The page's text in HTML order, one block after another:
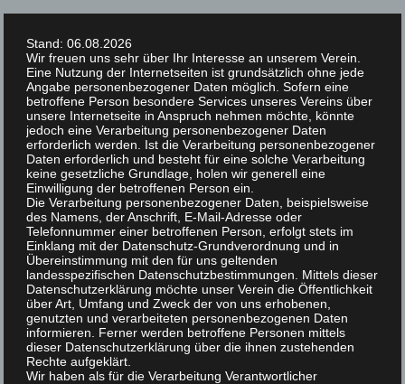
Springe
zum
Inhalt
MENÜ
Stand: 06.08.2026
Wir freuen uns sehr über Ihr Interesse an unserem Verein.
Eine Nutzung der Internetseiten ist grundsätzlich ohne jede
Angabe personenbezogener Daten möglich. Sofern eine
betroffene Person besondere Services unseres Vereins über
unsere Internetseite in Anspruch nehmen möchte, könnte
jedoch eine Verarbeitung personenbezogener Daten
erforderlich werden. Ist die Verarbeitung personenbezogener
Daten erforderlich und besteht für eine solche Verarbeitung
keine gesetzliche Grundlage, holen wir generell eine
Einwilligung der betroffenen Person ein.
Die Verarbeitung personenbezogener Daten, beispielsweise
des Namens, der Anschrift, E-Mail-Adresse oder
Telefonnummer einer betroffenen Person, erfolgt stets im
Einklang mit der Datenschutz-Grundverordnung und in
Übereinstimmung mit den für uns geltenden
landesspezifischen Datenschutzbestimmungen. Mittels dieser
Datenschutzerklärung möchte unser Verein die Öffentlichkeit
über Art, Umfang und Zweck der von uns erhobenen,
genutzten und verarbeiteten personenbezogenen Daten
informieren. Ferner werden betroffene Personen mittels
dieser Datenschutzerklärung über die ihnen zustehenden
Rechte aufgeklärt.
Wir haben als für die Verarbeitung Verantwortlicher